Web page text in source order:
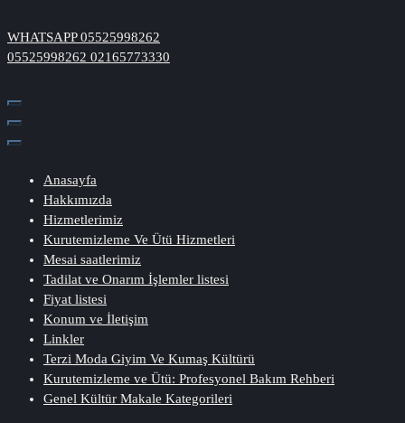
geç
WHATSAPP 05525998262
05525998262 02165773330
Anasayfa
Hakkımızda
Hizmetlerimiz
Kurutemizleme Ve Ütü Hizmetleri
Mesai saatlerimiz
Tadilat ve Onarım İşlemler listesi
Fiyat listesi
Konum ve İletişim
Linkler
Terzi Moda Giyim Ve Kumaş Kültürü
Kurutemizleme ve Ütü: Profesyonel Bakım Rehberi
Genel Kültür Makale Kategorileri